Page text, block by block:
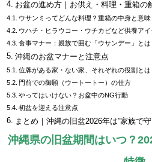
お盆の進め方｜お供え・料理・重箱の
ウサンミってどんな料理？重箱の中身と意味
ウハチ・ヒラウコー・ウチカビなど供養アイ
食事マナー：親族で囲む「ウサンデー」とは
沖縄のお盆マナーと注意点
位牌がある家・ない家、それぞれの役割とは
門前での御願（ウートートー）の仕方
やってはいけない？お盆中のNG行動
初盆を迎える注意点
まとめ｜沖縄の旧盆2026年は”家族で
沖縄県の旧盆期間はいつ？